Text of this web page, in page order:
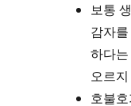
보통
감자
하다
오르
호불